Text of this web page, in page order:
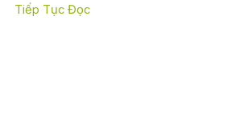
Tiếp Tục Đọc